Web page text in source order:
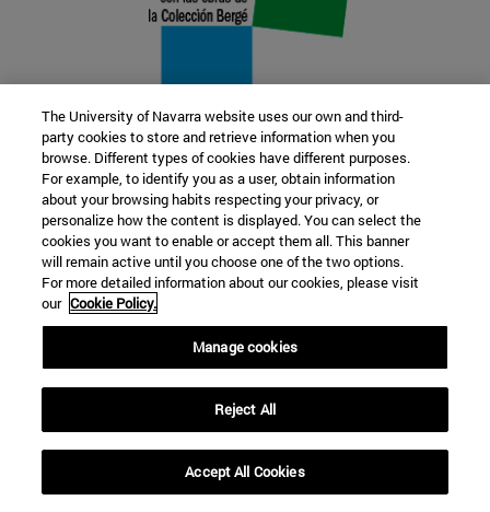
22 SEP
FUNCIÓN Y FICCIÓN. Varios artistas
Más información
The University of Navarra website uses our own and third-
party cookies to store and retrieve information when you
browse. Different types of cookies have different purposes.
For example, to identify you as a user, obtain information
about your browsing habits respecting your privacy, or
personalize how the content is displayed. You can select the
cookies you want to enable or accept them all. This banner
will remain active until you choose one of the two options.
For more detailed information about our cookies, please visit
our Cookie Policy.
Manage cookies
Reject All
Accept All Cookies